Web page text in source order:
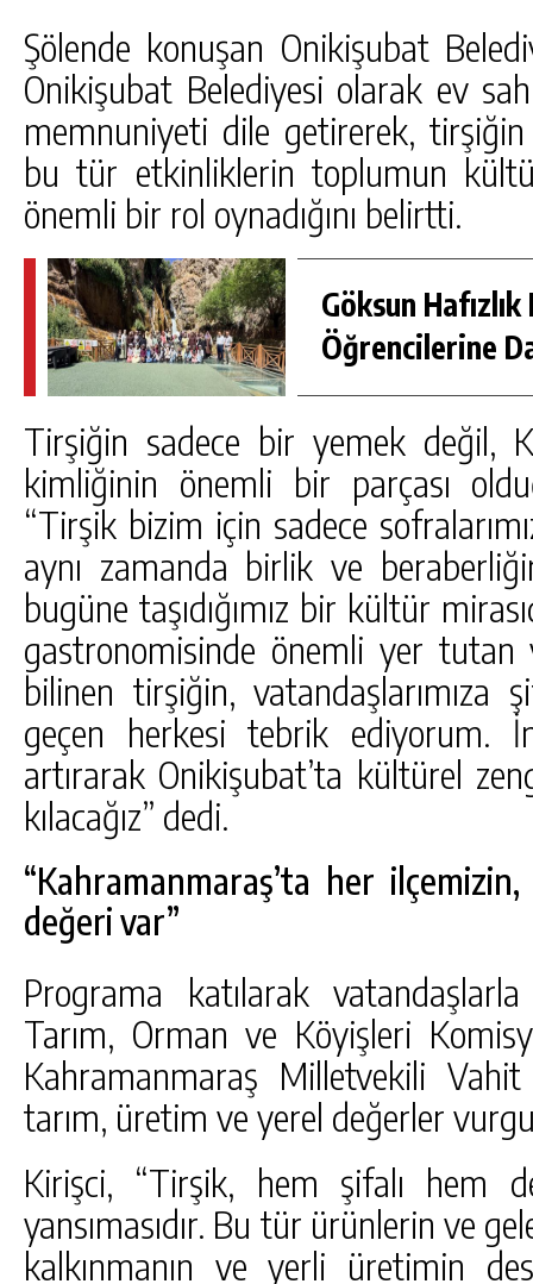
Şölende konuşan Onikişubat
Onikişubat Belediyesi olarak ev
memnuniyeti dile getirerek,
bu tür etkinliklerin toplumun
önemli bir rol oynadığını belirtti.
Göksun Hafızlık
Öğrencilerine
Tirşiğin sadece bir yemek değil,
kimliğinin önemli bir parçası
“Tirşik bizim için sadece
aynı zamanda birlik ve
bugüne taşıdığımız bir kültür
gastronomisinde önemli yer tutan
bilinen tirşiğin, vatandaşlarımıza
geçen herkesi tebrik ediyorum.
artırarak Onikişubat’ta kültürel
kılacağız” dedi.
“Kahramanmaraş’ta her
değeri var”
Programa katılarak
Tarım, Orman ve Köyişleri
Kahramanmaraş Milletvekili
tarım, üretim ve yerel değerler
Kirişci, “Tirşik, hem şifalı hem
yansımasıdır. Bu tür ürünlerin ve
kalkınmanın ve yerli üretimin